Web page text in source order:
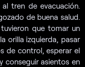
tren de evacuación.
de buena salud.
que tomar un
orilla izquierda, pasar
de control, esperar el
conseguir asientos en